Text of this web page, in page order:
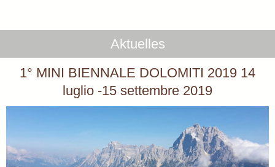
Aktuelles
1° MINI BIENNALE DOLOMITI 2019 14
luglio -15 settembre 2019